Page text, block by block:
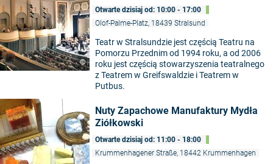
©
Otwarte dzisiaj od: 10:00 - 17:00
Olof-Palme-Platz, 18439 Stralsund
Teatr w Stralsundzie jest częścią Teatru na
Pomorzu Przednim od 1994 roku, a od 2006
roku jest częścią stowarzyszenia teatralnego
z Teatrem w Greifswaldzie i Teatrem w
Putbus.
Nuty Zapachowe Manufaktury Mydła
Ziółkowski
Otwarte dzisiaj od: 11:00 - 18:00
Krummenhagener Straße, 18442 Krummenhagen